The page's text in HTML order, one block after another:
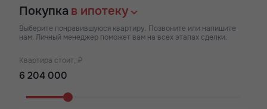
Покупка в ипотеку
Выберите понравившуюся квартиру. Позвоните или напишите
нам. Личный менеджер поможет вам на всех этапах сделки.
Квартира стоит, ₽